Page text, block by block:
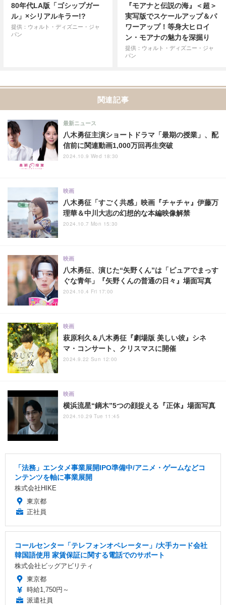
80年代LA版「ゴシップガー
ル」×シリアルキラー!?
提供：ウォルト・ディズニー・ジャ
パン
『モアナと伝説の海』＜超＞
実写版でスケールアップ＆パ
ワーアップ！等身大ヒロイ
ン・モアナの魅力を深掘り
提供：ウォルト・ディズニー・ジャ
パン
関連記事
八木勇征主演ショートドラマ「最期の授業」、配
信前に関連動画1,000万回再生突破
最新ニュース
2024.10.9 Wed 18:30
八木勇征「すごく共感」映画『チャチャ』伊藤万
理華＆中川大志の幻想的な本編映像解禁
映画
2024.10.7 Mon 15:30
八木勇征、演じた“矢野くん”は「ピュアでまっす
ぐな青年」『矢野くんの普通の日々』場面写真
映画
2024.10.4 Fri 17:00
萩原利久＆八木勇征『劇場版 美しい彼』シネ
マ・コンサート、クリスマスに開催
映画
2024.9.22 Sun 12:00
横浜流星“鏑木”5つの顔捉える『正体』場面写真
映画
2024.10.29 Tue 11:45
「法務」エンタメ事業展開IPO準備中/アニメ・ゲームなどコ
ンテンツを軸に事業展開
株式会社HIKE
東京都
正社員
コールセンター「テレフォンオペレーター」/大手カード会社
韓国語使用 家賃保証に関する電話でのサポート
株式会社ビッグアビリティ
東京都
時給1,750円～
派遣社員